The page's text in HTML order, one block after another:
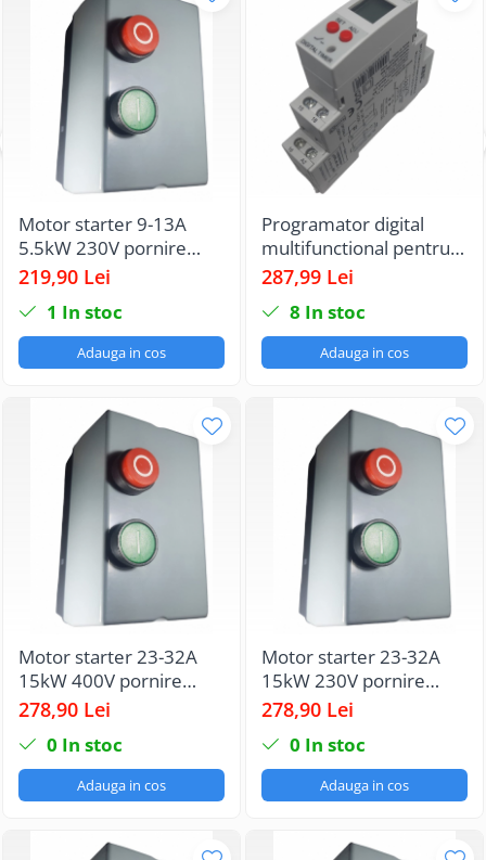
Motor starter 9-13A
5.5kW 230V pornire
motor echipat cu
IP65
219,90 Lei
1 In stoc
Adauga in cos
Programator digital
multifunctional pentru
interval de timp afisaj
24-240V AC/DC
287,99 Lei
8 In stoc
Adauga in cos
Motor starter 23-32A
15kW 400V pornire
motor echipat cu
IP65
278,90 Lei
0 In stoc
Adauga in cos
Motor starter 23-32A
15kW 230V pornire
motor echipat cu
IP65
278,90 Lei
0 In stoc
Adauga in cos